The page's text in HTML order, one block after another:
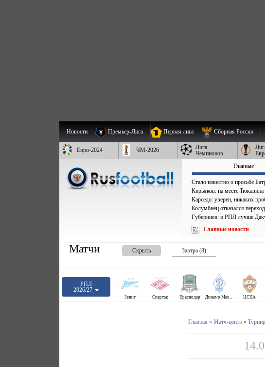
Новости Премьер-Лига Первая лига Сборная России
Евро-2024 ЧМ-2026
Лига
Чемпионов
Главные
Стало известно о просьбе
Кирьяков: на месте
Карседо: уверен, никаких
Колумбиец отказался
Губерниев: в РПЛ лучше
Главные новости
Матчи Скрыть Завтра (8)
РПЛ
2026/27
Зенит Спартак Краснодар Динамо Махачкала ЦСКА
Главная » Матч-центр»